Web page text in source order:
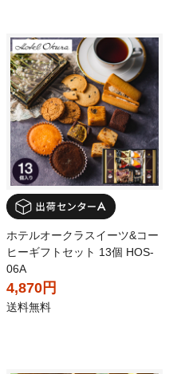
ホテルオークラスイーツ&コー
ヒーギフトセット 13個 HOS-
06A
4,870円
送料無料